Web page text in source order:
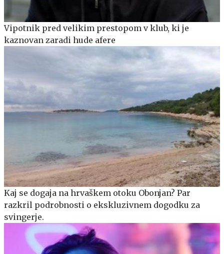
Vipotnik pred velikim prestopom v klub, ki je
kaznovan zaradi hude afere
Kaj se dogaja na hrvaškem otoku Obonjan? Par
razkril podrobnosti o ekskluzivnem dogodku za
svingerje.